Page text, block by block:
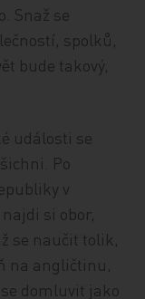
Snaž se
spolků,
bude takový,
události se
Po
v
si obor,
se naučit tolik,
na angličtinu,
domluvit jako